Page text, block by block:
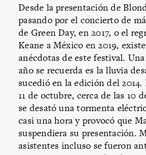
Desde la presentación de
pasando por el concierto de
de Green Day, en 2017, o el
Keane a México en 2019,
anécdotas de este festival.
año se recuerda es la lluvia
sucedió en la edición del 2014.
11 de octubre, cerca de las 10
se desató una tormenta
casi una hora y provocó que
suspendiera su presentación.
asistentes incluso se fueron